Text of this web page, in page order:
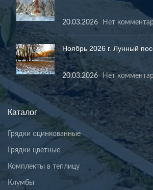
20.03.2026 Нет
Ноябрь 2026 г. Лунный
20.03.2026 Нет
Каталог
Грядки оцинкованные
Грядки цветные
Комплекты в теплицу
Клумбы